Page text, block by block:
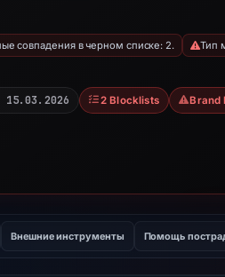
совпадения в черном списке: 2. Тип
15.03.2026 2 Blocklists Brand
Внешние инструменты Помощь